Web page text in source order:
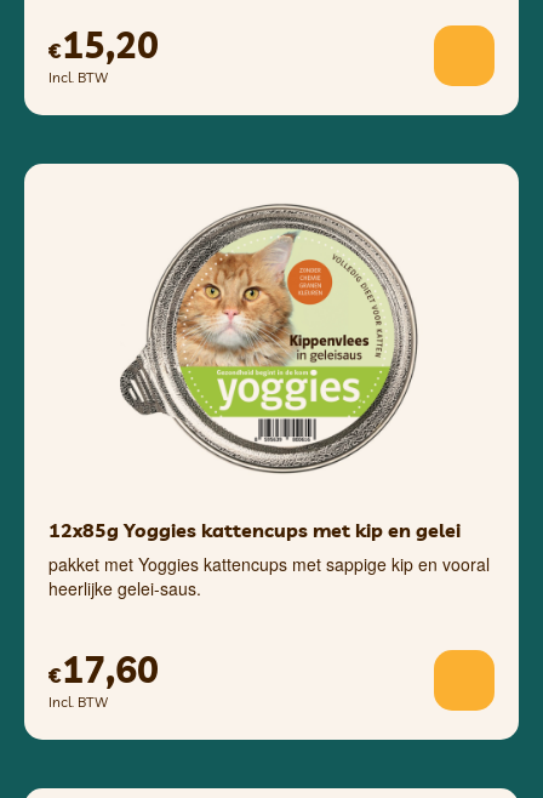
€15,20
Incl. BTW
12x85g Yoggies kattencups met kip en gelei
pakket met Yoggies kattencups met sappige kip en vooral
heerlijke gelei-saus.
€17,60
Incl. BTW